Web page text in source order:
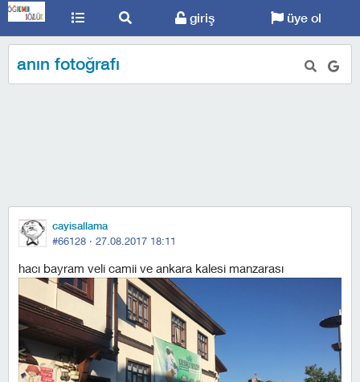
giriş üye ol
anın fotoğrafı
cayisallama
#66128 · 27.08.2017 18:11
hacı bayram veli camii ve ankara kalesi manzarası